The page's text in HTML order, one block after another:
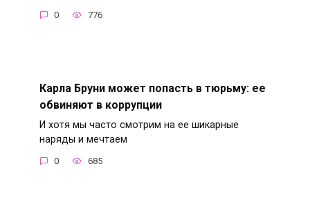
0 776
Карла Бруни может попасть в тюрьму: ее
обвиняют в коррупции
И хотя мы часто смотрим на ее шикарные
наряды и мечтаем
0 685